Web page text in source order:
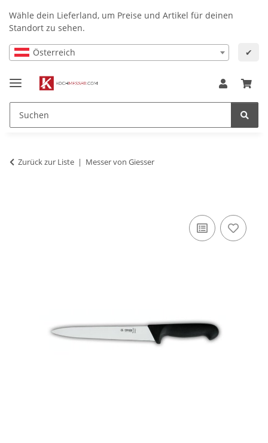
Wähle dein Lieferland, um Preise und Artikel für deinen
Standort zu sehen.
Österreich ✔
Zurück zur Liste Messer von Giesser